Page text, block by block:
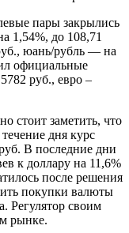
пары закрылись
1,54%, до 108,71
юань/рубль — на
официальные
руб., евро –
стоит заметить, что
дня курс
В последние дни
к доллару на 11,6%
после решения
покупки валюты
Регулятор своим
рынке.